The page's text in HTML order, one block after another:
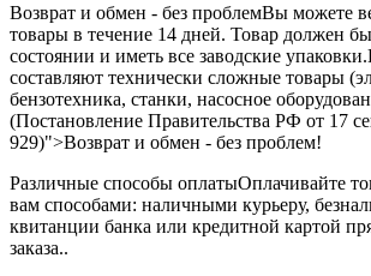
Возврат и обмен - без проблемВы можете
товары в течение 14 дней. Товар должен
состоянии и иметь все заводские
составляют технически сложные товары
бензотехника, станки, насосное
(Постановление Правительства РФ от 17
929)">Возврат и обмен - без проблем!
Различные способы оплатыОплачивайте
вам способами: наличными курьеру,
квитанции банка или кредитной картой
заказа..